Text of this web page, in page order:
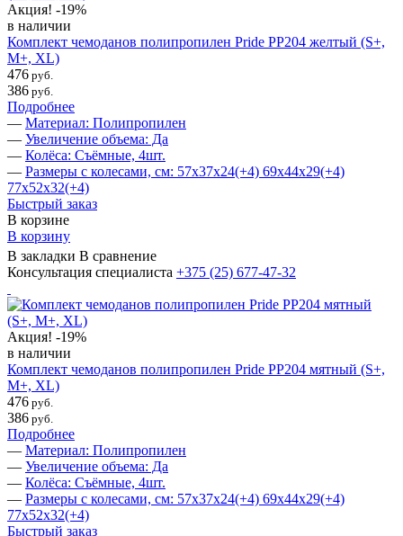
Акция! -19%
в наличии
Комплект чемоданов полипропилен Pride PP204 желтый (S+,
M+, ХL)
476 руб.
386 руб.
Подробнее
— Материал: Полипропилен
— Увеличение объема: Да
— Колёса: Съёмные, 4шт.
— Размеры с колесами, см: 57х37х24(+4) 69х44х29(+4)
77х52х32(+4)
Быстрый заказ
В корзине
В корзину
В закладки В сравнение
Консультация специалиста +375 (25) 677-47-32
Акция! -19%
в наличии
Комплект чемоданов полипропилен Pride PP204 мятный (S+,
M+, ХL)
476 руб.
386 руб.
Подробнее
— Материал: Полипропилен
— Увеличение объема: Да
— Колёса: Съёмные, 4шт.
— Размеры с колесами, см: 57х37х24(+4) 69х44х29(+4)
77х52х32(+4)
Быстрый заказ